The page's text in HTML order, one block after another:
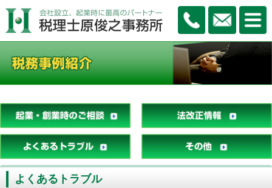
よくあるトラブル